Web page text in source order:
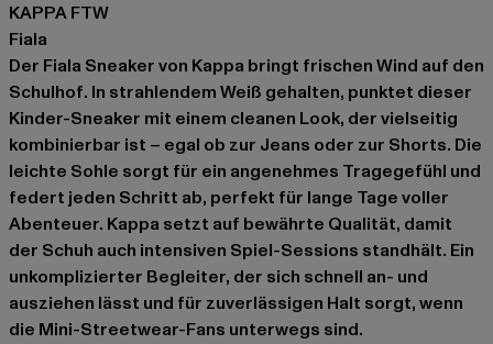
KAPPA FTW
Fiala
Der Fiala Sneaker von Kappa bringt frischen Wind auf den
Schulhof. In strahlendem Weiß gehalten, punktet dieser
Kinder-Sneaker mit einem cleanen Look, der vielseitig
kombinierbar ist – egal ob zur Jeans oder zur Shorts. Die
leichte Sohle sorgt für ein angenehmes Tragegefühl und
federt jeden Schritt ab, perfekt für lange Tage voller
Abenteuer. Kappa setzt auf bewährte Qualität, damit
der Schuh auch intensiven Spiel-Sessions standhält. Ein
unkomplizierter Begleiter, der sich schnell an- und
ausziehen lässt und für zuverlässigen Halt sorgt, wenn
die Mini-Streetwear-Fans unterwegs sind.